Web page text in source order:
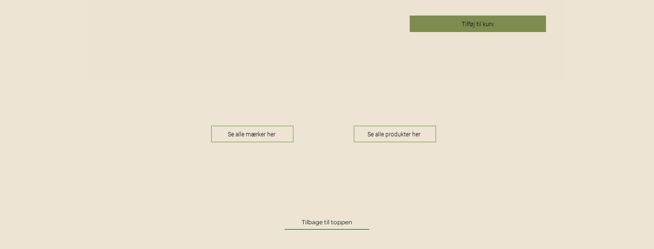
Tilføj til kurv
Se alle mærker her Se alle produkter her
Tilbage til toppen